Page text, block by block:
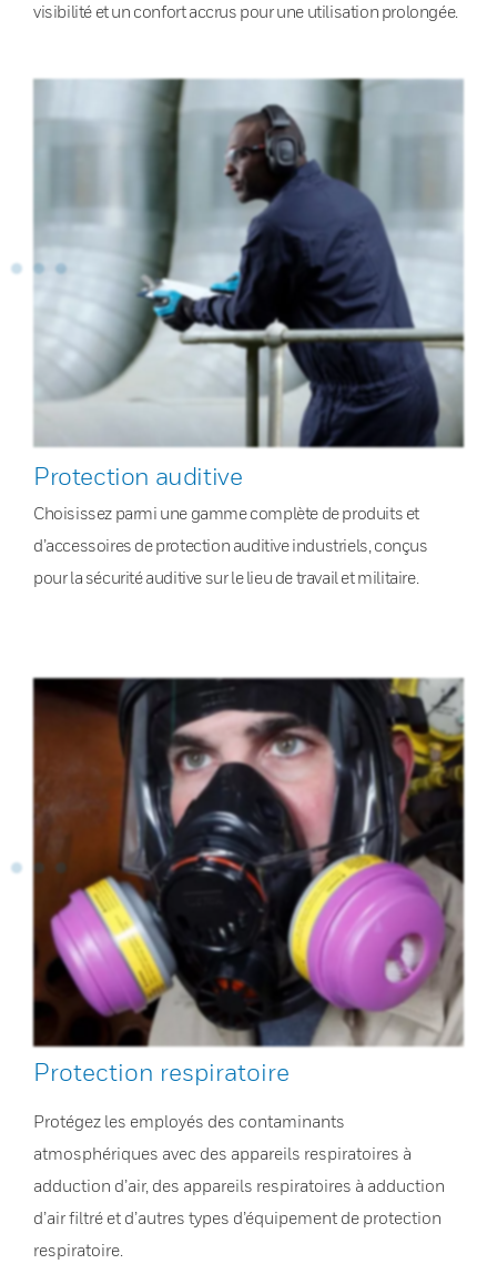
visibilité et un confort accrus pour une utilisation prolongée.
Protection auditive
Choisissez parmi une gamme complète de produits et
d’accessoires de protection auditive industriels, conçus
pour la sécurité auditive sur le lieu de travail et militaire.
Protection respiratoire
Protégez les employés des contaminants
atmosphériques avec des appareils respiratoires à
adduction d’air, des appareils respiratoires à adduction
d’air filtré et d’autres types d’équipement de protection
respiratoire.